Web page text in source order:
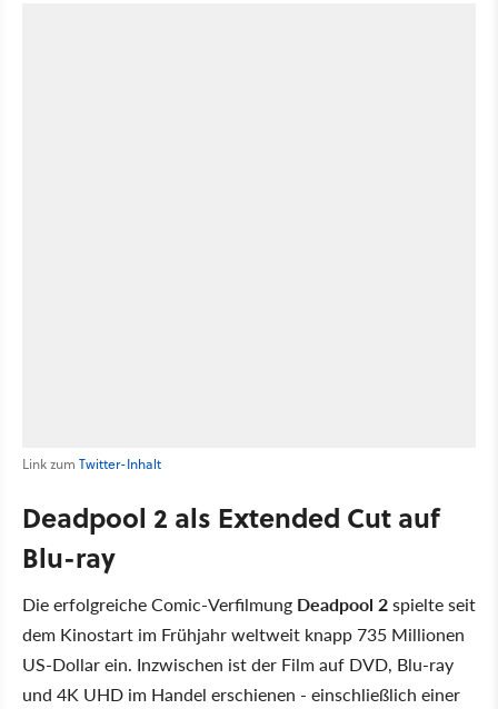
Link zum Twitter-Inhalt
Deadpool 2 als Extended Cut auf
Blu-ray
Die erfolgreiche Comic-Verfilmung Deadpool 2spielte seit
dem Kinostart im Frühjahr weltweit knapp 735 Millionen
US-Dollar ein. Inzwischen ist der Film auf DVD, Blu-ray
und 4K UHD im Handel erschienen - einschließlich einer